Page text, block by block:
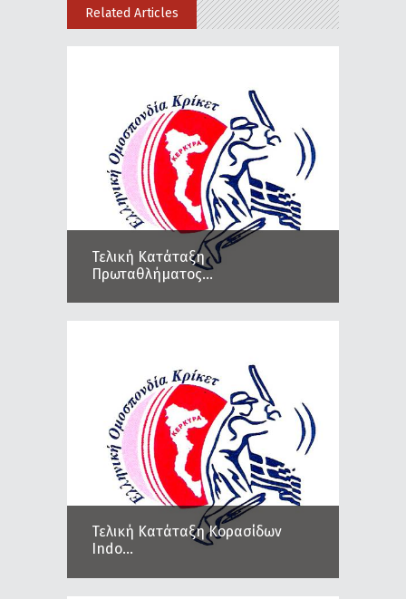
Related Articles
Τελική Κατάταξη
Πρωταθλήματος...
Τελική Κατάταξη Κορασίδων
Indo...